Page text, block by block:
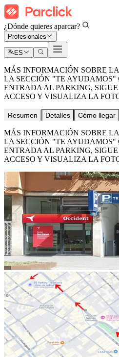
¿Dónde quieres aparcar?
Profesionales
ES
MÁS INFORMACIÓN SOBRE
LA SECCIÓN "TE AYUDAMOS"
ENTRADA AL PARKING,
ACCESO Y VISUALIZA LA
Resumen Detalles Cómo llegar
MÁS INFORMACIÓN SOBRE
LA SECCIÓN "TE AYUDAMOS"
ENTRADA AL PARKING,
ACCESO Y VISUALIZA LA